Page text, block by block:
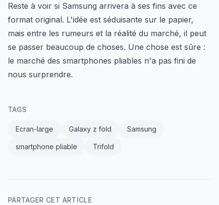
Reste à voir si Samsung arrivera à ses fins avec ce
format original. L'idée est séduisante sur le papier,
mais entre les rumeurs et la réalité du marché, il peut
se passer beaucoup de choses. Une chose est sûre :
le marché des smartphones pliables n'a pas fini de
nous surprendre.
TAGS
Ecran-large Galaxy z fold Samsung
smartphone pliable Trifold
PARTAGER CET ARTICLE